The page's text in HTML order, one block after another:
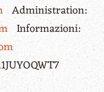
Administration:
Informazioni: